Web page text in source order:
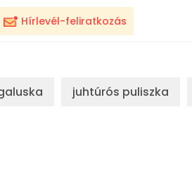
Hírlevél-feliratkozás
juhtúrós puliszka